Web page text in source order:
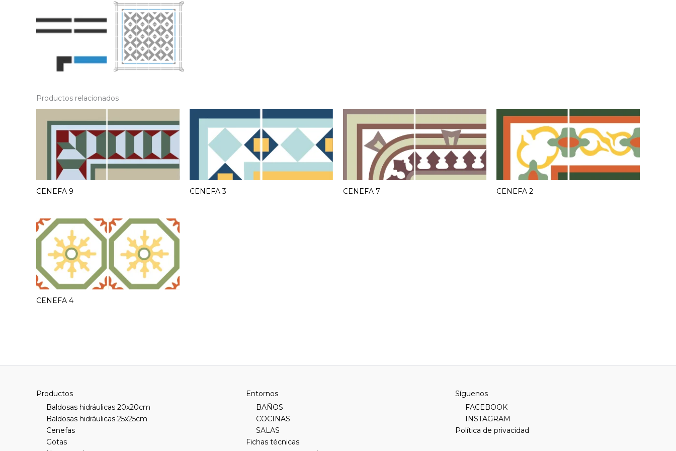
Productos relacionados
CENEFA 9 CENEFA 3 CENEFA 7 CENEFA 2
CENEFA 4
Productos
Baldosas hidráulicas 20x20cm
Baldosas hidráulicas 25x25cm
Cenefas
Gotas
Entornos
BAÑOS
COCINAS
SALAS
Fichas técnicas
Síguenos
FACEBOOK
INSTAGRAM
Política de privacidad